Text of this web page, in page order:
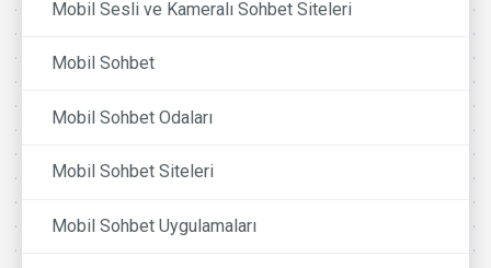
Mobil Sesli ve Kameralı Sohbet Siteleri
Mobil Sohbet
Mobil Sohbet Odaları
Mobil Sohbet Siteleri
Mobil Sohbet Uygulamaları